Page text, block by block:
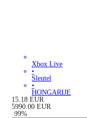
Xbox Live
•
Sleutel
•
HONGARIJE
15.18 EUR
5990.00 EUR
-99%